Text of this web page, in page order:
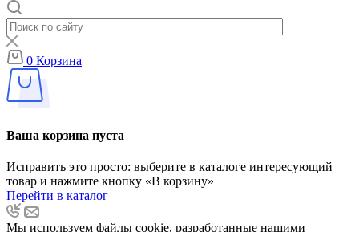
0 Корзина
Ваша корзина пуста
Исправить это просто: выберите в каталоге интересующий
товар и нажмите кнопку «В корзину»
Перейти в каталог
Мы используем файлы cookie, разработанные нашими